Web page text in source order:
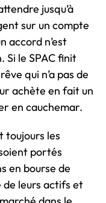
jusqu’à
sur un compte
accord n’est
Si le SPAC finit
qui n’a pas de
achète en fait un
en cauchemar.
toujours les
portés
en bourse de
de leurs actifs et